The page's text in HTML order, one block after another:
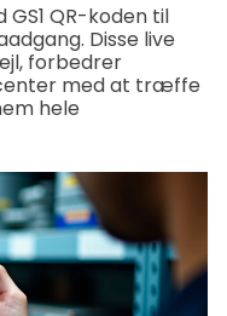
QR-koden til
Disse live
forbedrer
med at træffe
hele